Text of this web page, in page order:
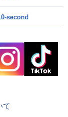
second
て